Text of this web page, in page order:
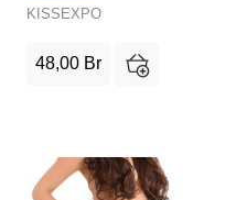
KISSEXPO
48,00 Br